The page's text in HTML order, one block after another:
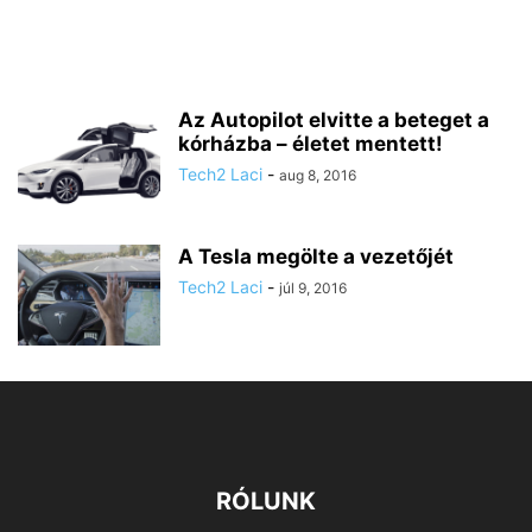
Az Autopilot elvitte a beteget a
kórházba – életet mentett!
Tech2 Laci - aug 8, 2016
A Tesla megölte a vezetőjét
Tech2 Laci - júl 9, 2016
RÓLUNK